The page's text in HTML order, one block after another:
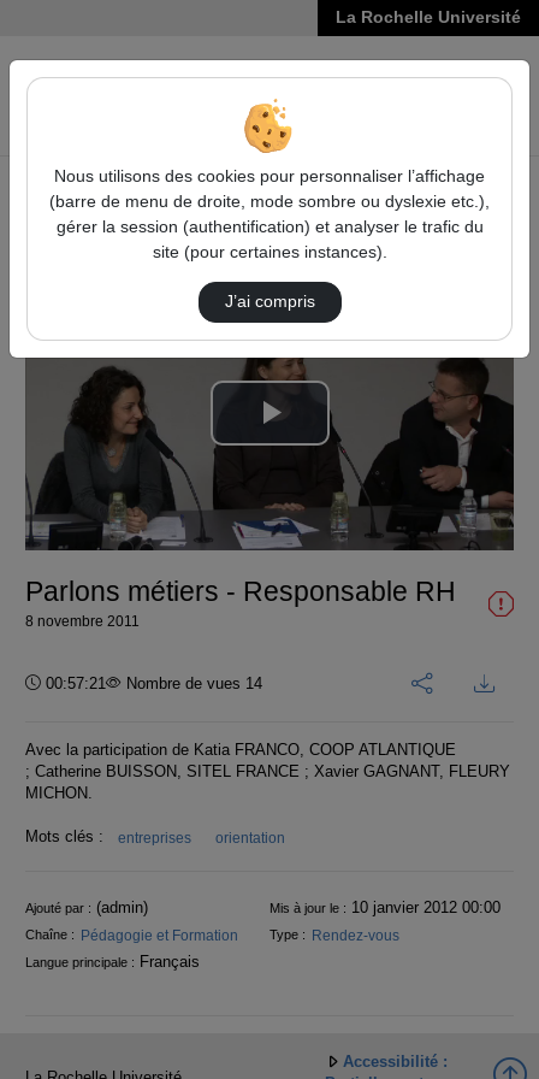
La Rochelle Université
VIDÉOS
Accueil Pédagogie et Formation
Parlons Métiers
Parlons Métiers - Responsable Rh
Lire
la
vidéo
Parlons métiers - Responsable RH
8 novembre 2011
Durée :
00:57:21 Nombre de vues 14
Avec la participation de Katia FRANCO, COOP ATLANTIQUE
; Catherine BUISSON, SITEL FRANCE ; Xavier GAGNANT, FLEURY
MICHON.
Mots clés : entreprises orientation
Informations
Ajouté par : (admin) Mis à jour le : 10 janvier 2012 00:00
Chaîne : Pédagogie et Formation Type : Rendez-vous
Langue principale : Français
Accessibilité :
Nous utilisons des cookies pour personnaliser l’affichage
(barre de menu de droite, mode sombre ou dyslexie etc.),
gérer la session (authentification) et analyser le trafic du
site (pour certaines instances).
J’ai compris